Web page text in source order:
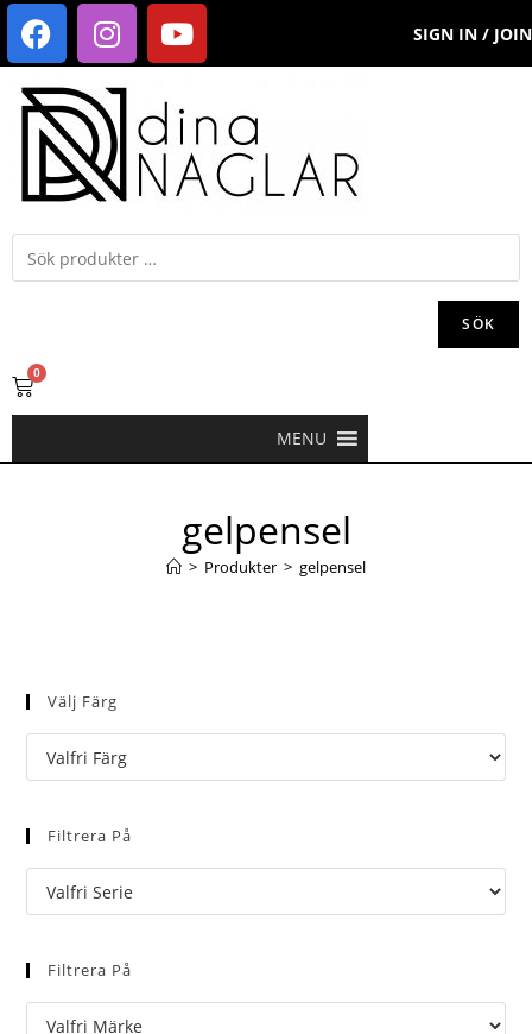
SIGN IN / JOIN
SÖK
0
MENU
gelpensel
> Produkter > gelpensel
Välj Färg
Filtrera På
Filtrera På